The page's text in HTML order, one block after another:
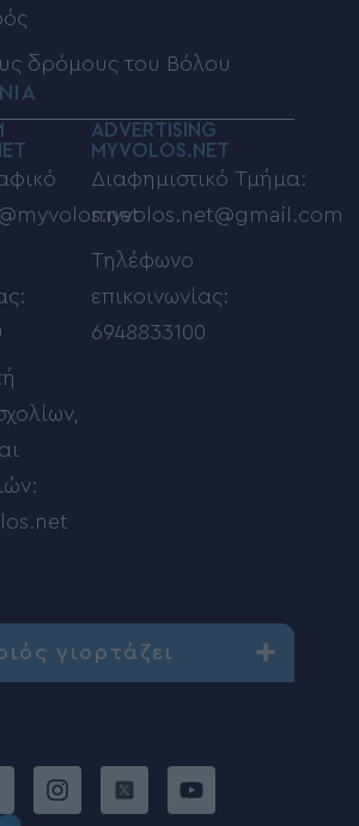
δρόμους του Βόλου
ADVERTISING
MYVOLOS.NET
Διαφημιστικό Τμήμα:
myvolos.net@gmail.com
Τηλέφωνο
επικοινωνίας:
6948833100
γιορτάζει